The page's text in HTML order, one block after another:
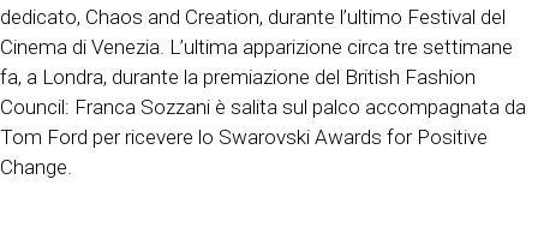
dedicato, Chaos and Creation, durante l’ultimo Festival del
Cinema di Venezia. L’ultima apparizione circa tre settimane
fa, a Londra, durante la premiazione del British Fashion
Council: Franca Sozzani è salita sul palco accompagnata da
Tom Ford per ricevere lo Swarovski Awards for Positive
Change.